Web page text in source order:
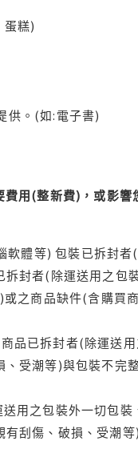
蛋糕)
供。(如:電子書)
用(整新費)，或影
體等) 包裝已拆封者
封者(除運送用之包
之商品缺件(含購買
品已拆封者(除運送
受潮等)與包裝不完
用之包裝外一切包
刮傷、破損、受潮